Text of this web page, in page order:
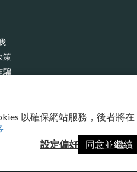
以確保網站服務，後者將在
設定偏好
同意並繼續
策
騙